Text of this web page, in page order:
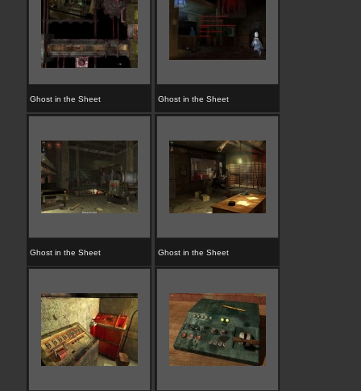
Ghost in the Sheet Ghost in the Sheet
Ghost in the Sheet Ghost in the Sheet